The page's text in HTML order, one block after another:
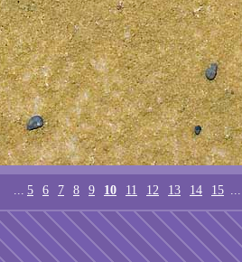
5 6 7 8 9 10 11 12 13 14 15